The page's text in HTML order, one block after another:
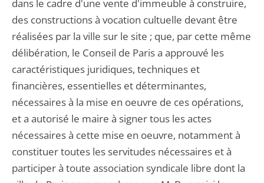
dans le cadre d'une vente d'immeuble à construire,
des constructions à vocation cultuelle devant être
réalisées par la ville sur le site ; que, par cette même
délibération, le Conseil de Paris a approuvé les
caractéristiques juridiques, techniques et
financières, essentielles et déterminantes,
nécessaires à la mise en oeuvre de ces opérations,
et a autorisé le maire à signer tous les actes
nécessaires à cette mise en oeuvre, notamment à
constituer toutes les servitudes nécessaires et à
participer à toute association syndicale libre dont la